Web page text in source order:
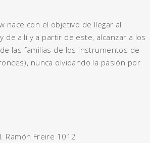
nace con el objetivo de llegar al
de allí y a partir de este, alcanzar a los
las familias de los instrumentos de
nunca olvidando la pasión por
Ramón Freire 1012